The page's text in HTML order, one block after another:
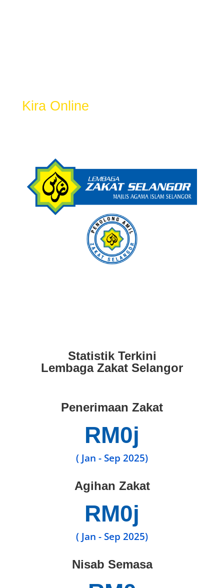
Kira Online
Statistik Terkini
Lembaga Zakat Selangor
Penerimaan Zakat
( Jan - Sep 2025)
RM0j
Agihan Zakat
( Jan - Sep 2025)
RM0j
Nisab Semasa